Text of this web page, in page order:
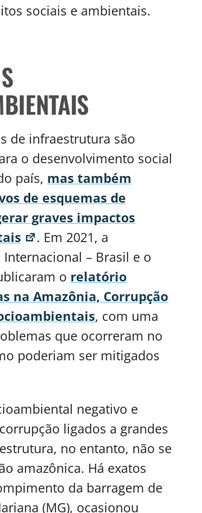
sociais e ambientais.
de infraestrutura são
o desenvolvimento social
país, mas também
de esquemas de
graves impactos
. Em 2021, a
– Brasil e o
o relatório
na Amazônia, Corrupção
, com uma
que ocorreram no
poderiam ser mitigados
negativo e
ligados a grandes
no entanto, não se
amazônica. Há exatos
da barragem de
(MG), ocasionou